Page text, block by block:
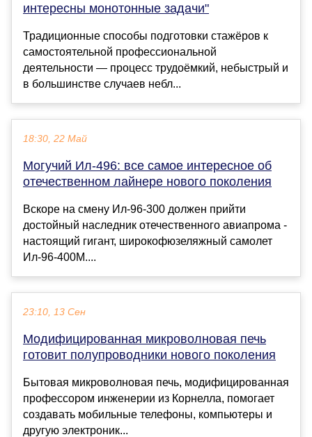
интересны монотонные задачи"
Традиционные способы подготовки стажёров к
самостоятельной профессиональной
деятельности — процесс трудоёмкий, небыстрый и
в большинстве случаев небл...
18:30, 22 Май
Могучий Ил-496: все самое интересное об
отечественном лайнере нового поколения
Вскоре на смену Ил-96-300 должен прийти
достойный наследник отечественного авиапрома -
настоящий гигант, широкофюзеляжный самолет
Ил-96-400М....
23:10, 13 Сен
Модифицированная микроволновая печь
готовит полупроводники нового поколения
Бытовая микроволновая печь, модифицированная
профессором инженерии из Корнелла, помогает
создавать мобильные телефоны, компьютеры и
другую электроник...